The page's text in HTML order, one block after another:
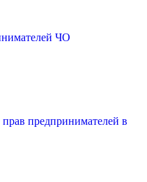
ЧО
предпринимателей в